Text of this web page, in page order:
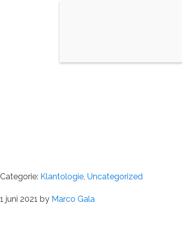
Categorie: Klantologie, Uncategorized
1 juni 2021 by Marco Gala